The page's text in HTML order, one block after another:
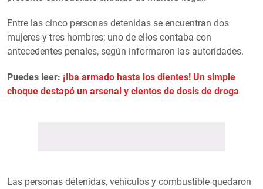
Entre las cinco personas detenidas se encuentran dos
mujeres y tres hombres; uno de ellos contaba con
antecedentes penales, según informaron las autoridades.
Puedes leer: ¡Iba armado hasta los dientes! Un simple
choque destapó un arsenal y cientos de dosis de droga
Las personas detenidas, vehículos y combustible quedaron